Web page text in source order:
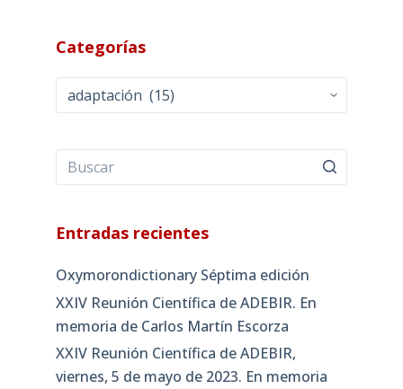
Categorías
Categorías
Entradas recientes
Oxymorondictionary Séptima edición
XXIV Reunión Científica de ADEBIR. En
memoria de Carlos Martín Escorza
XXIV Reunión Científica de ADEBIR,
viernes, 5 de mayo de 2023. En memoria